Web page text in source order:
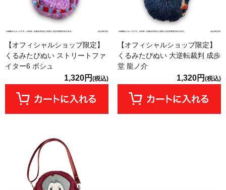
【オフィシャルショップ限定】
くるみたぴぬい ストリートファ
イター6 ボシュ
1,320円 (税込)
【オフィシャルショップ限定】
くるみたぴぬい 大逆転裁判 成歩
堂 龍ノ介
1,320円 (税込)